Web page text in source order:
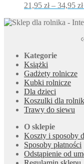
21,95 zł – 34,95 zł
Kategorie
Książki
Gadżety rolnicze
Kubki rolnicze
Dla dzieci
Koszulki dla
Trawy do siewu
O sklepie
Koszty i sposoby
Sposoby płatności
Odstąpienie od